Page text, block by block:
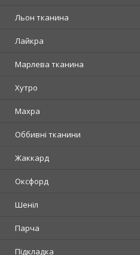
Льон тканина
Лайкра
Марлева тканина
Хутро
Махра
Оббивні тканини
Жаккард
Оксфорд
Шеніл
Парча
Підкладка